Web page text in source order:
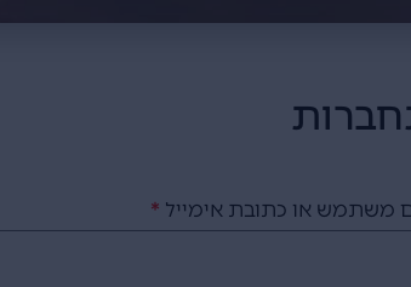
משתמש או כתובת אימייל *